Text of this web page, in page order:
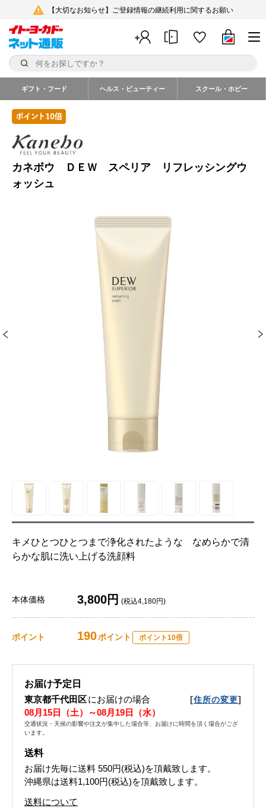
【大切なお知らせ】ご登録情報の継続利用に関するお願い
ギフト・フード ヘルス・ビューティー スクール・ホビー
カネボウ ＤＥＷ スペリア リフレッシングウ
ォッシュ
キメひとつひとつまで浄化されたような なめらかで清
らかな肌に洗い上げる洗顔料
本体価格 3,800円 (税込4,180円)
ポイント 190ポイント ポイント10倍
お届け予定日
東京都千代田区にお届けの場合 [住所の変更]
08月15日（土）～08月19日（水）
交通状況・天候の影響や注文が集中した場合等、お届けに時間を頂く場合がござ
います。
送料
お届け先毎に送料 550円(税込)を頂戴致します。
沖縄県は送料1,100円(税込)を頂戴致します。
送料について